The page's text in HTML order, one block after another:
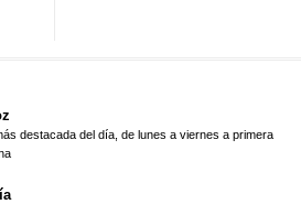
destacada del día, de lunes a viernes a primera